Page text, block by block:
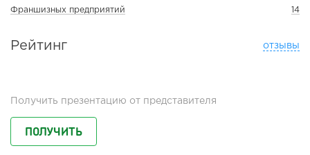
Франшизных предприятий 14
Рейтинг отзывы
Получить презентацию от представителя
ПОЛУЧИТЬ